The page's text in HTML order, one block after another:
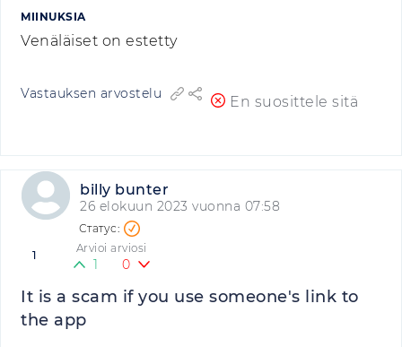
MIINUKSIA
Venäläiset on estetty
Vastauksen arvostelu
En suosittele sitä
billy bunter
26 elokuun 2023 vuonna 07:58
1 Arvioi arviosi
1 0
It is a scam if you use someone's link to
the app